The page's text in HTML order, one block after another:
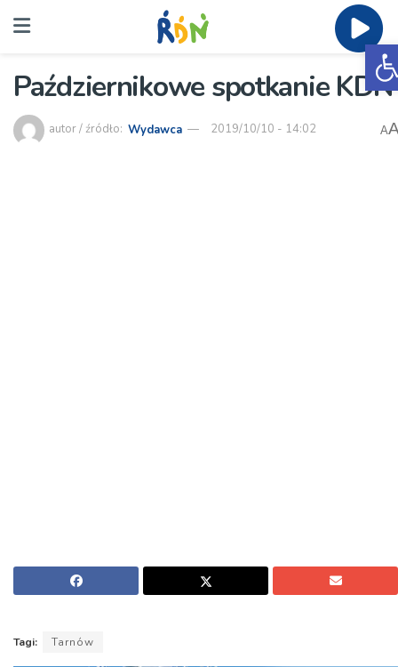
Październikowe spotkanie KDN
autor / źródło: Wydawca 2019/10/10 - 14:02 A
Tagi: Tarnów